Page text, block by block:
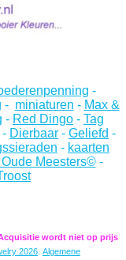
-
- miniaturen - Max &
- Red Dingo - Tag
- Dierbaar - Geliefd -
- kaarten
Meesters©-
wordt niet op prijs
2026 Algemene